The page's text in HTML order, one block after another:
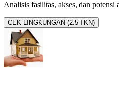
Analisis fasilitas, akses, dan potensi
CEK LINGKUNGAN (2.5 TKN)